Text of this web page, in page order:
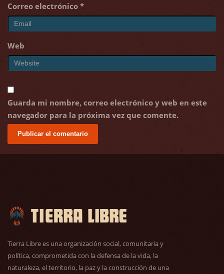
Correo electrónico *
Web
Guarda mi nombre, correo electrónico y web en este
navegador para la próxima vez que comente.
Tierra Libre es una organización social, comunitaria y
política, comprometida con la defensa de la vida, la
naturaleza, el territorio, la paz y la construcción de una